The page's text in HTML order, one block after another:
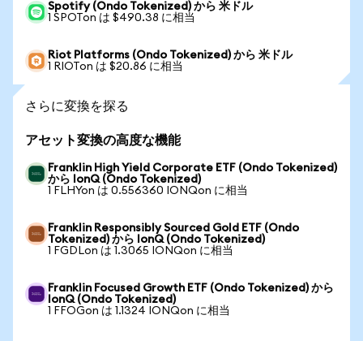
Spotify (Ondo Tokenized) から 米ドル
1 SPOTon は $490.38 に相当
Riot Platforms (Ondo Tokenized) から 米ドル
1 RIOTon は $20.86 に相当
さらに変換を探る
アセット変換の高度な機能
Franklin High Yield Corporate ETF (Ondo Tokenized)
から IonQ (Ondo Tokenized)
1 FLHYon は 0.556360 IONQon に相当
Franklin Responsibly Sourced Gold ETF (Ondo
Tokenized) から IonQ (Ondo Tokenized)
1 FGDLon は 1.3065 IONQon に相当
Franklin Focused Growth ETF (Ondo Tokenized) から
IonQ (Ondo Tokenized)
1 FFOGon は 1.1324 IONQon に相当